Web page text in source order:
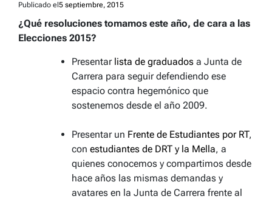
Publicado el 5 septiembre, 2015
¿Qué resoluciones tomamos este año, de cara a las
Elecciones 2015?
Presentar lista de graduados a Junta de
Carrera para seguir defendiendo ese
espacio contra hegemónico que
sostenemos desde el año 2009.
Presentar un Frente de Estudiantes por RT,
con estudiantes de DRT y la Mella, a
quienes conocemos y compartimos desde
hace años las mismas demandas y
avatares en la Junta de Carrera frente al